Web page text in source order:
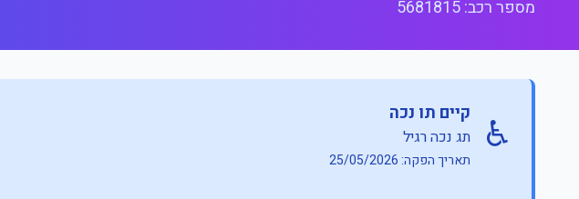
מספר רכב: 5681815
♿ קיים תו נכה
תג נכה רגיל
תאריך הפקה: 25/05/2026